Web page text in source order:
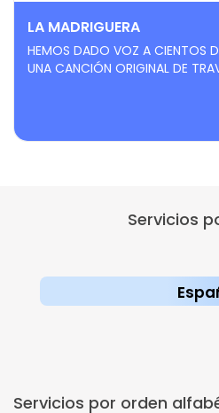
LA MADRIGUERA
HEMOS DADO VOZ A CIENTOS
UNA CANCIÓN ORIGINAL DE
Servicios
Servicios por orden